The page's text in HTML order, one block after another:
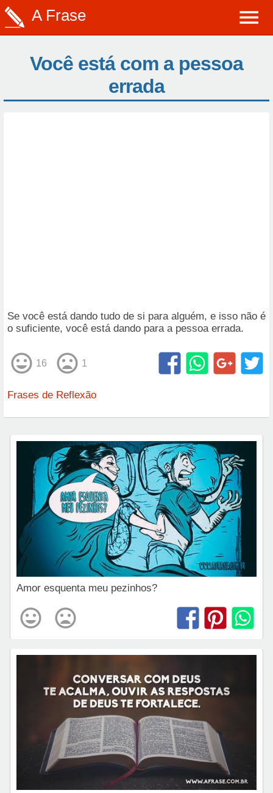
A Frase
Você está com a pessoa
errada
Se você está dando tudo de si para alguém, e isso não é
o suficiente, você está dando para a pessoa errada.
16 1
Frases de Reflexão
Amor esquenta meu pezinhos?